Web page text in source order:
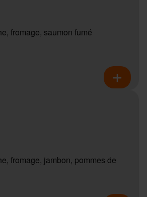
fromage, saumon fumé
fromage, jambon, pommes de